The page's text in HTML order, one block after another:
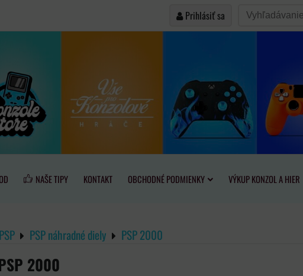
Prihlásiť sa
NAŠE TIPY KONTAKT OBCHODNÉ PODMIENKY VÝKUP KONZOL A HIER
PSP náhradné diely PSP 2000
2000